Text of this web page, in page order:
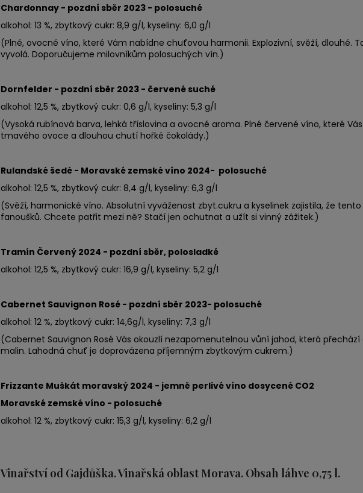
Chardonnay - pozdní sběr 2023 - polosuché
alkohol: 13 %, zbytkový cukr: 8,9 g/l, kyseliny: 6,0 g/l
(Plné, ovocné víno, které Vám nabídne chuťovou harmonii. Explozivní, svěží, dlouhé.
vyvolá. Doporučujeme milovníkům polosuchých vín.)
Dornfelder - pozdní sběr 2023 - červené suché
alkohol: 12,5 %, zbytkový cukr: 0,6 g/l, kyseliny: 5,3 g/l
(Vysoká rubínová barva, lehká tříslovina a ovocné aroma. Plné červené víno, které
tmavého ovoce a dlouhou chutí hořké čokolády.)
Rulandské šedé - Moravské zemské víno 2024- polosuché
alkohol: 12,5 %, zbytkový cukr: 8,4 g/l, kyseliny: 6,3 g/l
(Svěží, harmonické víno. Absolutní vyváženost zbyt.cukru a kyselinek zajistila, že
fanoušků. Chcete patřit mezi ně? Stačí jen ochutnat a užít si vinný zážitek.)
Tramín Červený 2024 - pozdní sběr, polosladké
alkohol: 12,5 %, zbytkový cukr: 16,9 g/l, kyseliny: 5,2 g/l
Cabernet Sauvignon Rosé - pozdní sběr 2023- polosuché
alkohol: 12 %, zbytkový cukr: 14,6g/l, kyseliny: 7,3 g/l
(Cabernet Sauvignon Rosé Vás okouzlí nezapomenutelnou vůní jahod, která přechází
malin. Lahodná chuť je doprovázena příjemným zbytkovým cukrem.)
Frizzante Muškát moravský 2024 - jemně perlivé víno dosycené CO2
Moravské zemské víno - polosuché
alkohol: 12 %, zbytkový cukr: 15,3 g/l, kyseliny: 6,2 g/l
Vinařství od Gajdůška. Vinařská oblast Morava. Obsah láhve 0,75 l.